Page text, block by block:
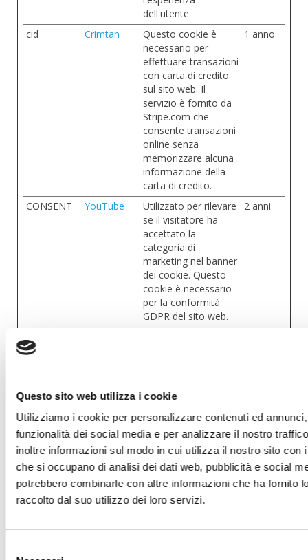
Questo sito web utilizza i cookie
Utilizziamo i cookie per personalizzare contenuti ed
funzionalità dei social media e per analizzare il nostro
inoltre informazioni sul modo in cui utilizza il nostro sito con
che si occupano di analisi dei dati web, pubblicità e social
potrebbero combinarle con altre informazioni che ha fornito
raccolto dal suo utilizzo dei loro servizi.
dell'utente.
cid Crimtan
Questo cookie è
necessario per
effettuare transazioni
con carta di credito
sul sito web. Il
servizio è fornito da
Stripe.com che
consente transazioni
online senza
memorizzare alcuna
informazione della
carta di credito.
1 anno
CONSENT YouTube
Utilizzato per rilevare
se il visitatore ha
accettato la
categoria di
marketing nel banner
dei cookie. Questo
cookie è necessario
per la conformità
GDPR del sito web.
2 anni
CookieCon
sent
cookie dell'utente per
google_aut
o_fc_cmp_s
Google
Memorizza lo stato
del consenso ai
il dominio corrente
nte
hex (32)
www.sugoa
llamatrician
a.it
Utilizzato per gestire
le chiamate del
server ai sistemi di
backend del sito web.
Session
e